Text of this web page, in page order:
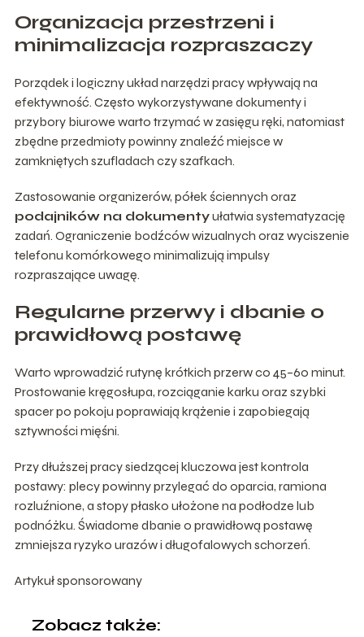
Organizacja przestrzeni i
minimalizacja rozpraszaczy
Porządek i logiczny układ narzędzi pracy wpływają na
efektywność. Często wykorzystywane dokumenty i
przybory biurowe warto trzymać w zasięgu ręki, natomiast
zbędne przedmioty powinny znaleźć miejsce w
zamkniętych szufladach czy szafkach.
Zastosowanie organizerów, półek ściennych oraz
podajników na dokumentyułatwia systematyzację
zadań. Ograniczenie bodźców wizualnych oraz wyciszenie
telefonu komórkowego minimalizują impulsy
rozpraszające uwagę.
Regularne przerwy i dbanie o
prawidłową postawę
Warto wprowadzić rutynę krótkich przerw co 45–60 minut.
Prostowanie kręgosłupa, rozciąganie karku oraz szybki
spacer po pokoju poprawiają krążenie i zapobiegają
sztywności mięśni.
Przy dłuższej pracy siedzącej kluczowa jest kontrola
postawy: plecy powinny przylegać do oparcia, ramiona
rozluźnione, a stopy płasko ułożone na podłodze lub
podnóżku. Świadome dbanie o prawidłową postawę
zmniejsza ryzyko urazów i długofalowych schorzeń.
Artykuł sponsorowany
Zobacz także: